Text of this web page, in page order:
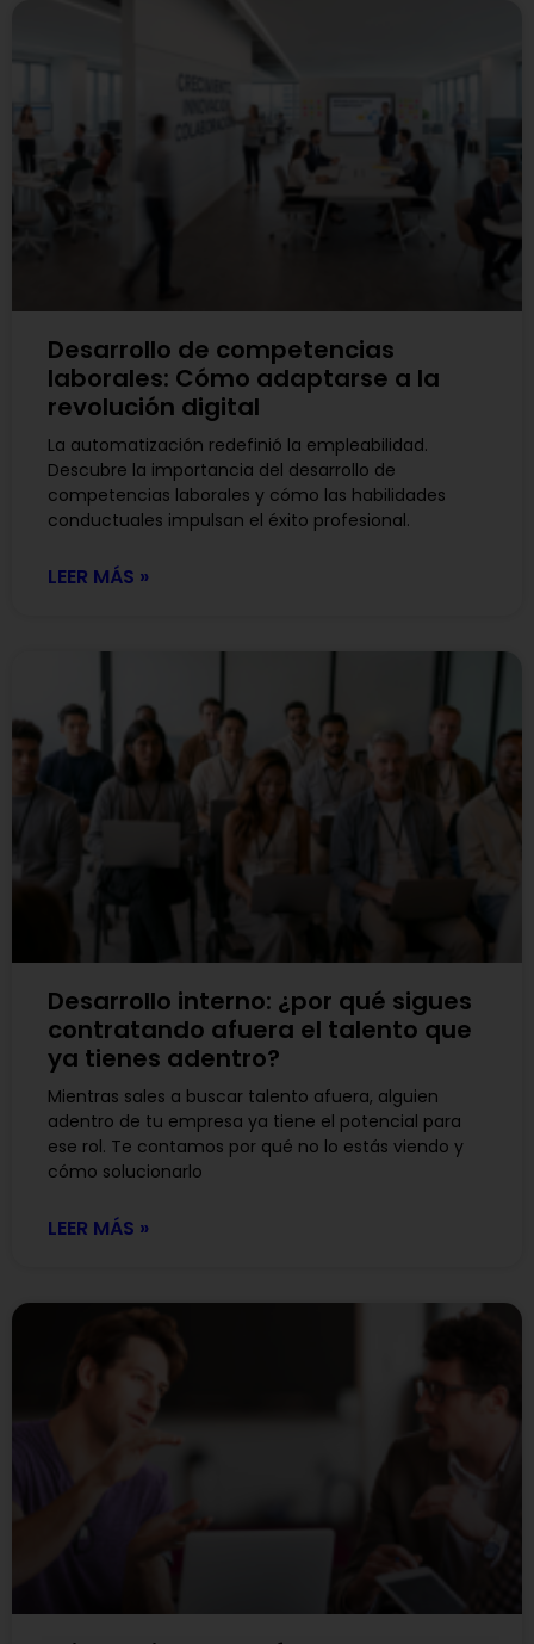
Desarrollo de competencias
laborales: Cómo adaptarse a la
revolución digital
La automatización redefinió la empleabilidad.
Descubre la importancia del desarrollo de
competencias laborales y cómo las habilidades
conductuales impulsan el éxito profesional.
LEER MÁS »
Desarrollo interno: ¿por qué sigues
contratando afuera el talento que
ya tienes adentro?
Mientras sales a buscar talento afuera, alguien
adentro de tu empresa ya tiene el potencial para
ese rol. Te contamos por qué no lo estás viendo y
cómo solucionarlo
LEER MÁS »